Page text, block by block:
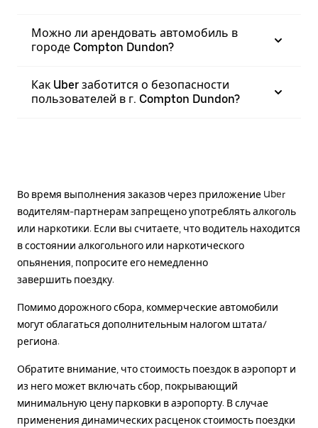
Можно ли арендовать автомобиль в
городе Compton Dundon?
Как Uber заботится о безопасности
пользователей в г. Compton Dundon?
Во время выполнения заказов через приложение Uber
водителям-партнерам запрещено употреблять алкоголь
или наркотики. Если вы считаете, что водитель находится
в состоянии алкогольного или наркотического
опьянения, попросите его немедленно
завершить поездку.
Помимо дорожного сбора, коммерческие автомобили
могут облагаться дополнительным налогом штата/
региона.
Обратите внимание, что стоимость поездок в аэропорт и
из него может включать сбор, покрывающий
минимальную цену парковки в аэропорту. В случае
применения динамических расценок стоимость поездки